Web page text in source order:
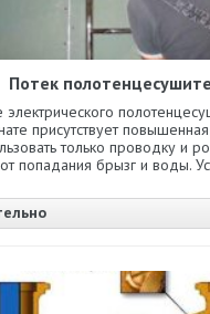
Потек
присутствует повышенная
только проводку и
попадания брызг и воды.